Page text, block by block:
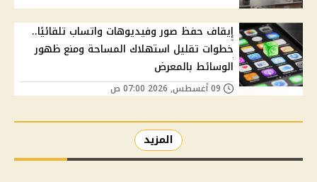
إيقاف حفظ صور وفيديوهات واتساب تلقائيًا..
خطوات تقليل استهلاك المساحة ومنع ظهور
الوسائط بالمعرض
المزيد